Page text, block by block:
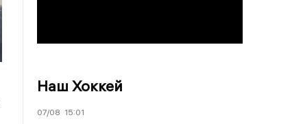
Наш Хоккей
07/08 15:01